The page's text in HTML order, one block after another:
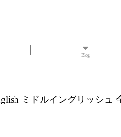
Blog
ミドルイングリッシュ